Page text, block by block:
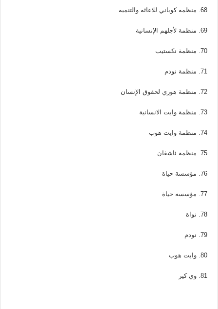
68. منظمة كوباني للاغاثة والتنمية
69. منظمة لأجلهم الإنسانية
70. منظمة نكستيب
71. منظمة نودم
72. منظمة هوري لحقوق الإنسان
73. منظمة وايت الانسانية
74. منظمة وايت هوب
75. منظمة ئاشڤان
76. مؤسسة حياة
77. مؤسسه حياة
78. نواة
79. نودم
80. وايت هوب
81. وي كير